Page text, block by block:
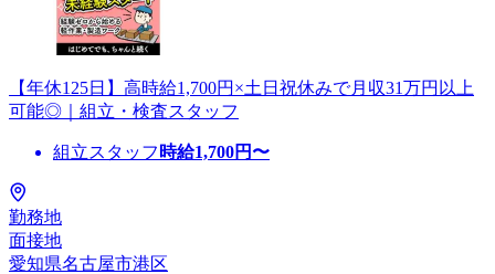
【年休125日】高時給1,700円×土日祝休みで月収31万円以上
可能◎｜組立・検査スタッフ
組立スタッフ 時給1,700円〜
勤務地
面接地
愛知県名古屋市港区